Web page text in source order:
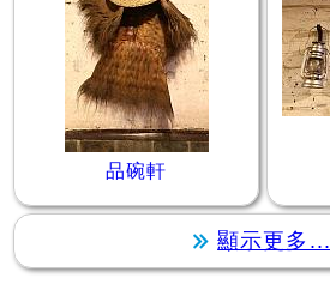
品碗軒
顯示更多...